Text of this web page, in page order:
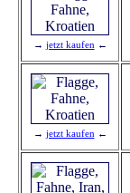
→ jetzt kaufen ←
→ jetzt kaufen ←